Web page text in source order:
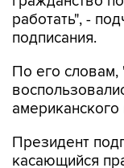
работать", -
подписания.
По его словам,
Президент
касающийся